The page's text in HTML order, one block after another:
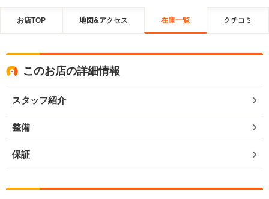
お店TOP 地図&アクセス 在庫一覧 クチコミ
このお店の詳細情報
スタッフ紹介
整備
保証